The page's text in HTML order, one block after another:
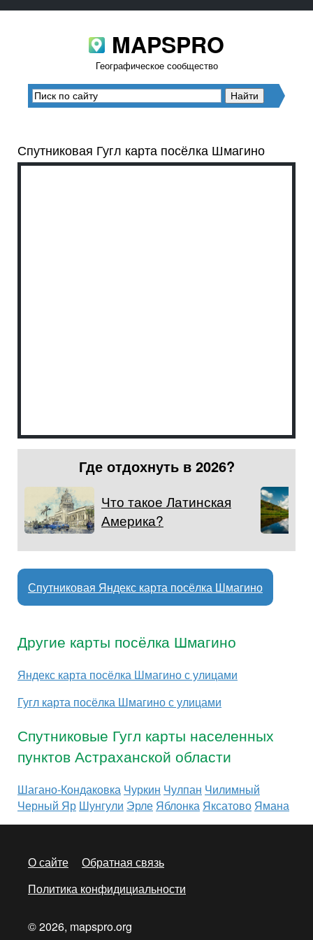
MAPSPRO
Географическое сообщество
Спутниковая Гугл карта посёлка Шмагино
Где отдохнуть в 2026?
Что такое Латинская
Америка?
Спутниковая Яндекс карта посёлка Шмагино
Другие карты посёлка Шмагино
Яндекс карта посёлка Шмагино с улицами
Гугл карта посёлка Шмагино с улицами
Спутниковые Гугл карты населенных
пунктов Астраханской области
Шагано-Кондаковка Чуркин Чулпан Чилимный
Черный Яр Шунгули Эрле Яблонка Яксатово Ямана
О сайте
Обратная связь
Политика конфидициальности
© 2026, mapspro.org